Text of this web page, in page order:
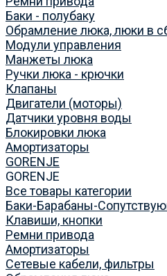
Баки - полубаку
Обрамление люка, люки в
Модули управления
Манжеты люка
Ручки люка - крючки
Клапаны
Двигатели (моторы)
Датчики уровня воды
Блокировки люка
Амортизаторы
GORENJE
GORENJE
Все товары категории
Баки-Барабаны-
Клавиши, кнопки
Ремни привода
Амортизаторы
Сетевые кабели, фильтры